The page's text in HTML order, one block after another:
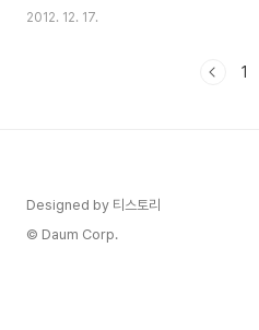
서비스에 들어갔다.[중국 라인 홈페이지]
라는 뜻도 내포하고 있다.이번에 출시된
2012. 12. 17.
1
Designed by 티스토리
© Daum Corp.